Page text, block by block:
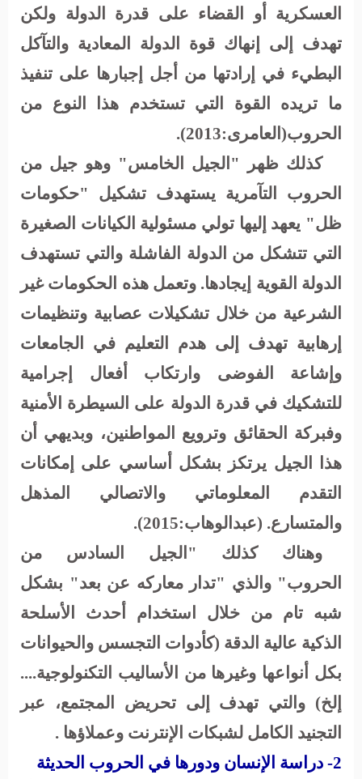
العسكرية أو القضاء على قدرة الدولة ولكن
تهدف إلى إنهاك قوة الدولة المعادية والتآكل
البطيء في إرادتها من أجل إجبارها على تنفيذ
ما تريده القوة التي تستخدم هذا النوع من
الحروب(العامرى:2013).
كذلك ظهر "الجيل الخامس" وهو جيل من
الحروب التآمرية يستهدف تشكيل "حكومات
ظل" يعهد إليها تولي مسئولية الكيانات الصغيرة
التي تتشكل من الدولة الفاشلة والتي تستهدف
الدولة القوية إيجادها. وتعمل هذه الحكومات غير
الشرعية من خلال تشكيلات عصابية وتنظيمات
إرهابية تهدف إلى هدم التعليم في الجامعات
وإشاعة الفوضى وارتكاب أفعال إجرامية
للتشكيك في قدرة الدولة على السيطرة الأمنية
وفبركة الحقائق وترويع المواطنين، وبديهي أن
هذا الجيل يرتكز بشكل أساسي على إمكانات
التقدم المعلوماتي والاتصالي المذهل
والمتسارع. (عبدالوهاب:2015).
وهناك كذلك "الجيل السادس من
الحروب" والذي "تدار معاركه عن بعد" بشكل
شبه تام من خلال استخدام أحدث الأسلحة
الذكية عالية الدقة (كأدوات التجسس والحيوانات
بكل أنواعها وغيرها من الأساليب التكنولوجية....
إلخ) والتي تهدف إلى تحريض المجتمع، عبر
التجنيد الكامل لشبكات الإنترنت وعملاؤها .
2- دراسة الإنسان ودورها في الحروب الحديثة